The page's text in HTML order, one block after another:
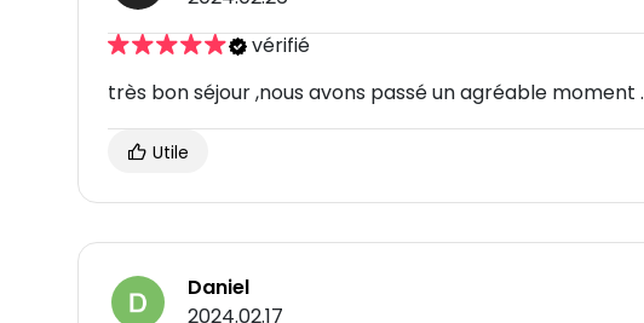
vérifié
très bon séjour ,nous avons passé un agréable moment .
Utile
Daniel
2024.02.17